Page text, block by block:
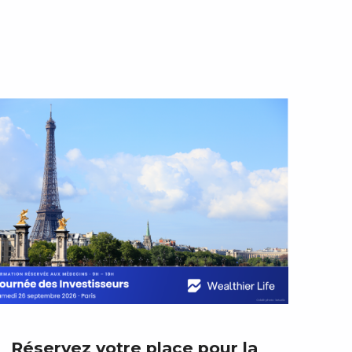
Réservez votre place pour la